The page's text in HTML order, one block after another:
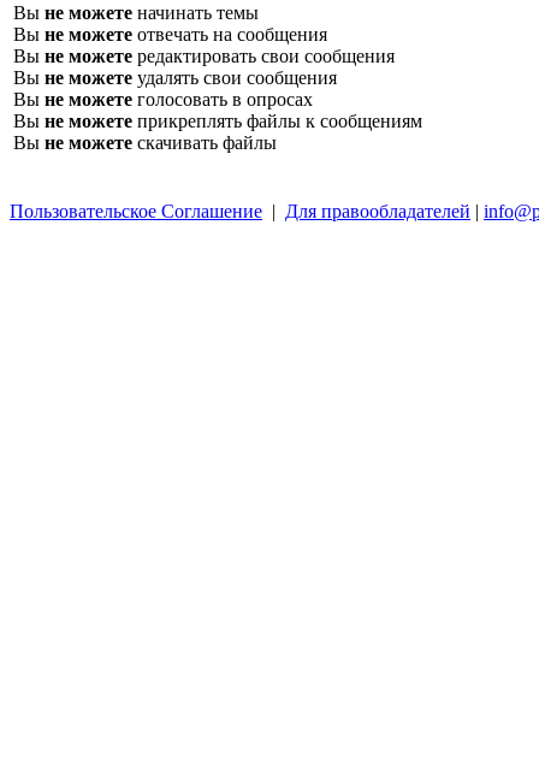
Вы не можете начинать темы
Вы не можете отвечать на сообщения
Вы не можете редактировать свои сообщения
Вы не можете удалять свои сообщения
Вы не можете голосовать в опросах
Вы не можете прикреплять файлы к сообщениям
Вы не можете скачивать файлы
Пользовательское Соглашение | Для правообладателей |